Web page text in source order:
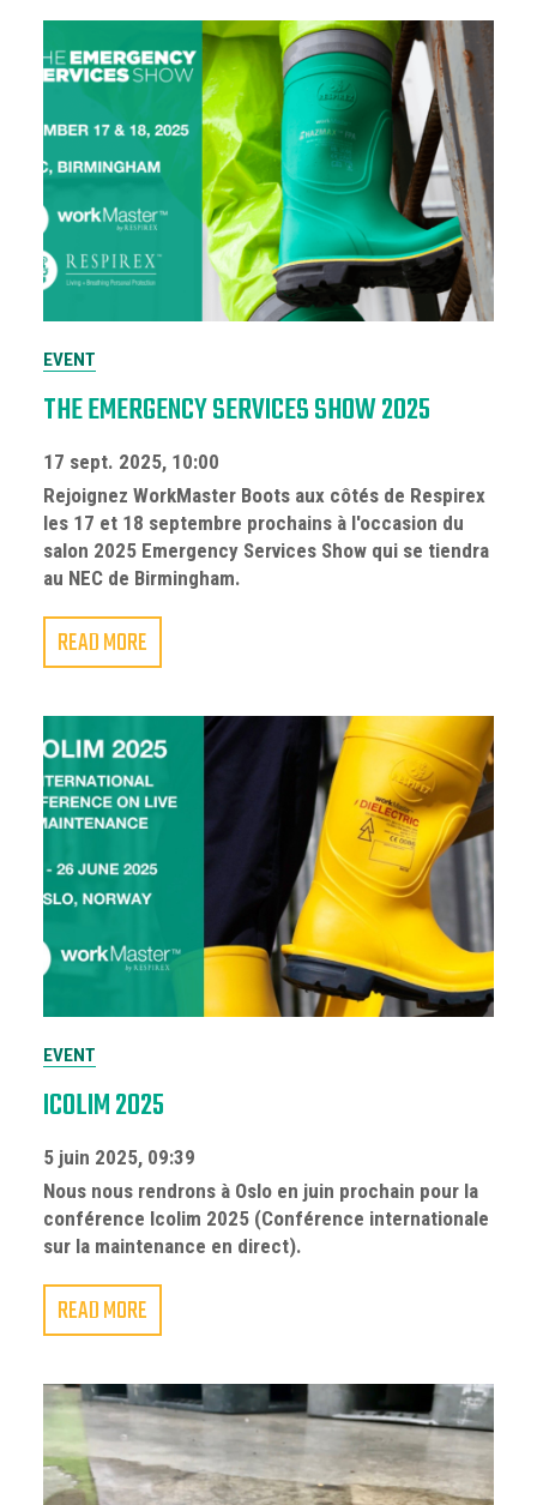
EVENT
THE EMERGENCY SERVICES SHOW 2025
17 sept. 2025, 10:00
Rejoignez WorkMaster Boots aux côtés de Respirex
les 17 et 18 septembre prochains à l'occasion du
salon 2025 Emergency Services Show qui se tiendra
au NEC de Birmingham.
READ MORE
EVENT
ICOLIM 2025
5 juin 2025, 09:39
Nous nous rendrons à Oslo en juin prochain pour la
conférence Icolim 2025 (Conférence internationale
sur la maintenance en direct).
READ MORE